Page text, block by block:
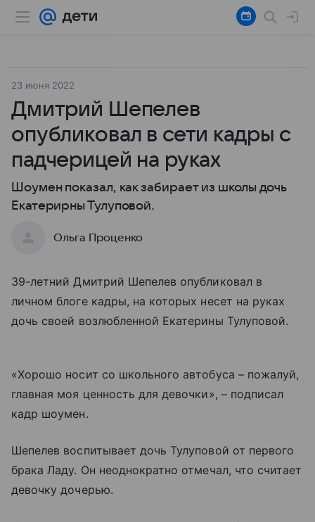
23 июня 2022
Дмитрий Шепелев
опубликовал в сети кадры с
падчерицей на руках
Шоумен показал, как забирает из школы дочь
Екатерирны Тулуповой.
Ольга Проценко
39-летний Дмитрий Шепелев опубликовал в
личном блоге кадры, на которых несет на руках
дочь своей возлюбленной Екатерины Тулуповой.
«Хорошо носит со школьного автобуса – пожалуй,
главная моя ценность для девочки», – подписал
кадр шоумен.
Шепелев воспитывает дочь Тулуповой от первого
брака Ладу. Он неоднократно отмечал, что считает
девочку дочерью.